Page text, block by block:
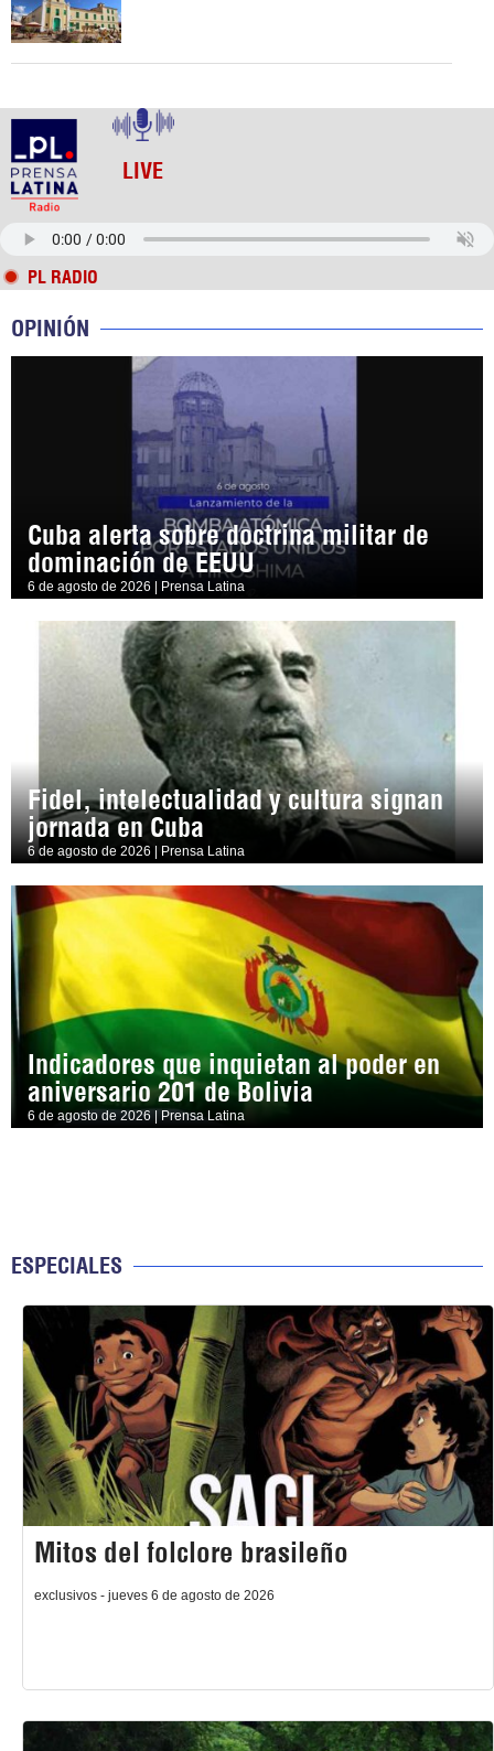
LIVE
PL RADIO
OPINIÓN
Cuba alerta sobre doctrina militar de
dominación de EEUU
6 de agosto de 2026 | Prensa Latina
Fidel, intelectualidad y cultura signan
jornada en Cuba
6 de agosto de 2026 | Prensa Latina
Indicadores que inquietan al poder en
aniversario 201 de Bolivia
6 de agosto de 2026 | Prensa Latina
ESPECIALES
Mitos del folclore brasileño
exclusivos - jueves 6 de agosto de 2026